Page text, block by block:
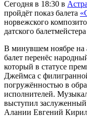
Сегодня в 18:30 в
пройдёт показ балета
норвежского
датского
В минувшем ноябре на
балет перенёс
который в статусе
Джеймса с
погружённостью в
исполнителей.
выступил
Алании Евгений